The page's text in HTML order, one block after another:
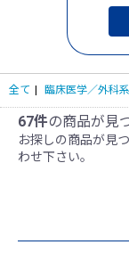
全て 臨床医学／外科系
67件の商品が見
お探しの商品が見
わせ下さい。